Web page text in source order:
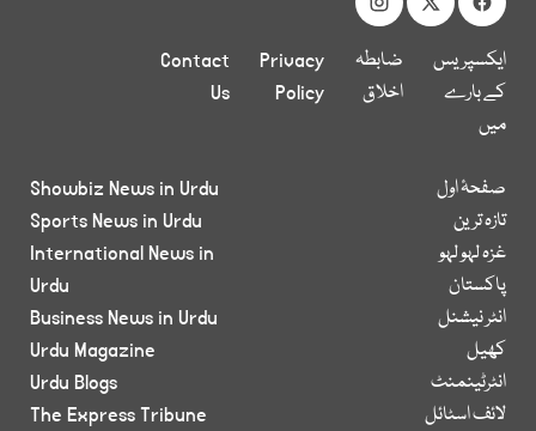
ایکسپریس
کے بارے
میں
ضابطہ
اخلاق
Privacy
Policy
Contact
Us
صفحۂ اول
تازہ ترین
غزہ لہو لہو
پاکستان
انٹر نیشنل
کھیل
انٹرٹینمنٹ
لائف اسٹائل
Showbiz News in Urdu
Sports News in Urdu
International News in
Urdu
Business News in Urdu
Urdu Magazine
Urdu Blogs
The Express Tribune